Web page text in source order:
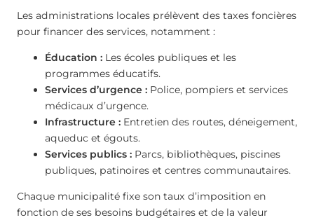
Les administrations locales prélèvent des taxes foncières
pour financer des services, notamment :
Éducation : Les écoles publiques et les
programmes éducatifs.
Services d’urgence : Police, pompiers et services
médicaux d’urgence.
Infrastructure : Entretien des routes, déneigement,
aqueduc et égouts.
Services publics : Parcs, bibliothèques, piscines
publiques, patinoires et centres communautaires.
Chaque municipalité fixe son taux d’imposition en
fonction de ses besoins budgétaires et de la valeur